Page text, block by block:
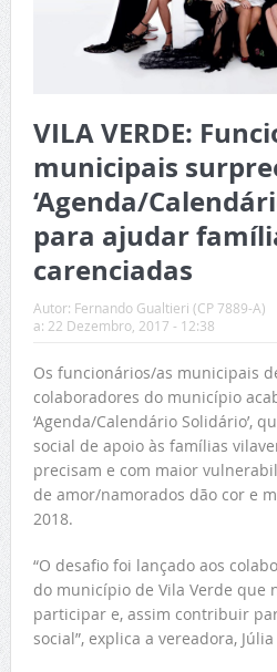
VILA VERDE:
municipais
‘Agenda/
para ajudar
carenciadas
Autor: Fernando Gualtieri (CP 7889-A)
a: 22 Dezembro, 2017 - 12:38
Os funcionários/as municipais
colaboradores do município
‘Agenda/Calendário Solidário’,
social de apoio às famílias
precisam e com maior
de amor/namorados dão cor e
2018.
“O desafio foi lançado aos
do município de Vila Verde que
participar e, assim contribuir
social”, explica a vereadora,